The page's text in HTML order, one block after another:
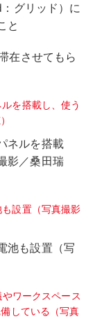
グリッド）に
と
在させてもら
ネルを搭載
影／桑田瑞
池も設置（写